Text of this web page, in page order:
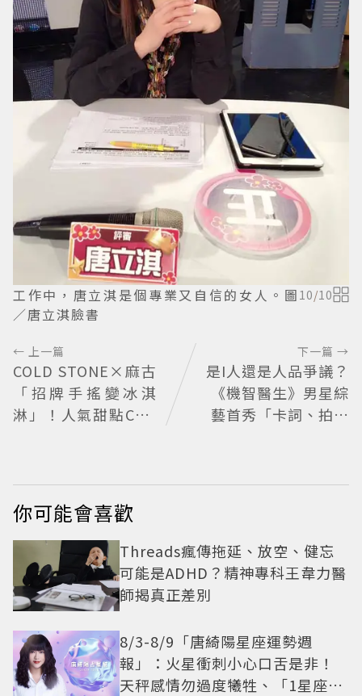
工作中，唐立淇是個專業又自信的女人。圖
／唐立淇臉書
10/10
← 上一篇
COLD STONE×麻古
「招牌手搖變冰淇
淋」！人氣甜點Chiz
下一篇 →
是I人還是人品爭議？
《機智醫生》男星綜
藝首秀「卡詞、拍攝
相
你可能會喜歡
Threads瘋傳拖延、放空、健忘
可能是ADHD？精神專科王韋力醫
師揭真正差別
8/3-8/9「唐綺陽星座運勢週
報」：火星衝刺小心口舌是非！
天秤感情勿過度犧牲、「1星座」